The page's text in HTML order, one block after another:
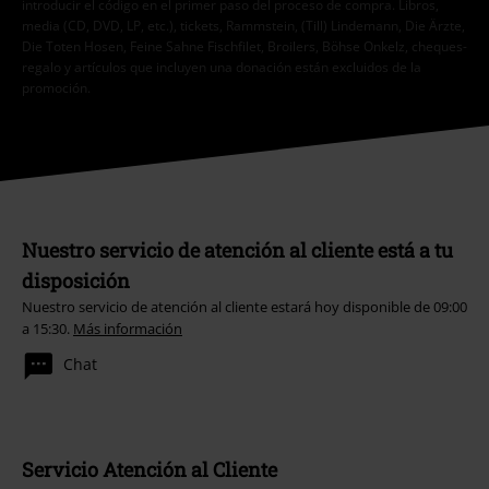
introducir el código en el primer paso del proceso de compra. Libros,
media (CD, DVD, LP, etc.), tickets, Rammstein, (Till) Lindemann, Die Ärzte,
Die Toten Hosen, Feine Sahne Fischfilet, Broilers, Böhse Onkelz, cheques-
regalo y artículos que incluyen una donación están excluidos de la
promoción.
Nuestro servicio de atención al cliente está a tu
disposición
Nuestro servicio de atención al cliente estará hoy disponible de 09:00
a 15:30. Más información
Chat
Servicio Atención al Cliente